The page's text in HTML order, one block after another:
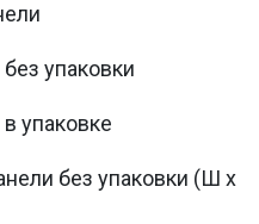
упаковки
упаковке
без упаковки (Ш х